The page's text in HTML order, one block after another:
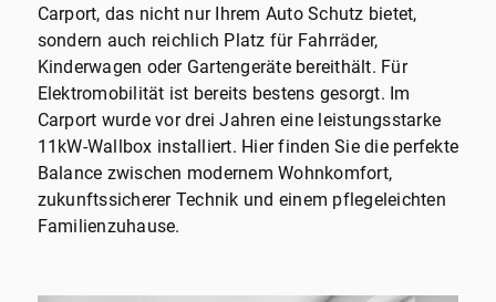
Carport, das nicht nur Ihrem Auto Schutz bietet,
sondern auch reichlich Platz für Fahrräder,
Kinderwagen oder Gartengeräte bereithält. Für
Elektromobilität ist bereits bestens gesorgt. Im
Carport wurde vor drei Jahren eine leistungsstarke
11kW-Wallbox installiert. Hier finden Sie die perfekte
Balance zwischen modernem Wohnkomfort,
zukunftssicherer Technik und einem pflegeleichten
Familienzuhause.